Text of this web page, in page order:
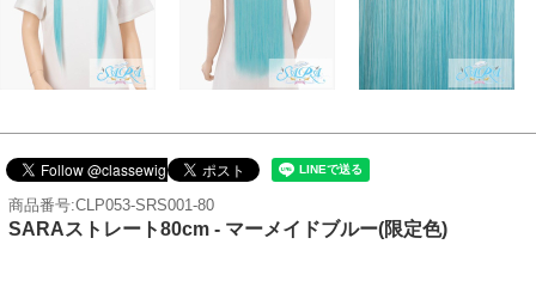
商品番号:CLP053-SRS001-80
SARAストレート80cm - マーメイドブルー(限定色)